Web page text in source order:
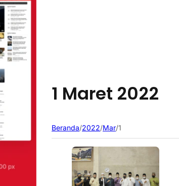
1 Maret 2022
Beranda/2022/Mar/1